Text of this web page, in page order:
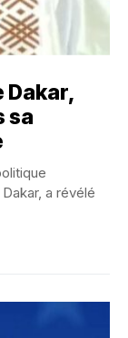
Dakar,
sa
a révélé